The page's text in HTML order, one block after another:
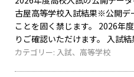
古屋高等学校入試結果※公開デ
ことを固く禁じます。 2026年
りご確認いただけます。 入試
カテゴリー: 入試、 高等学校